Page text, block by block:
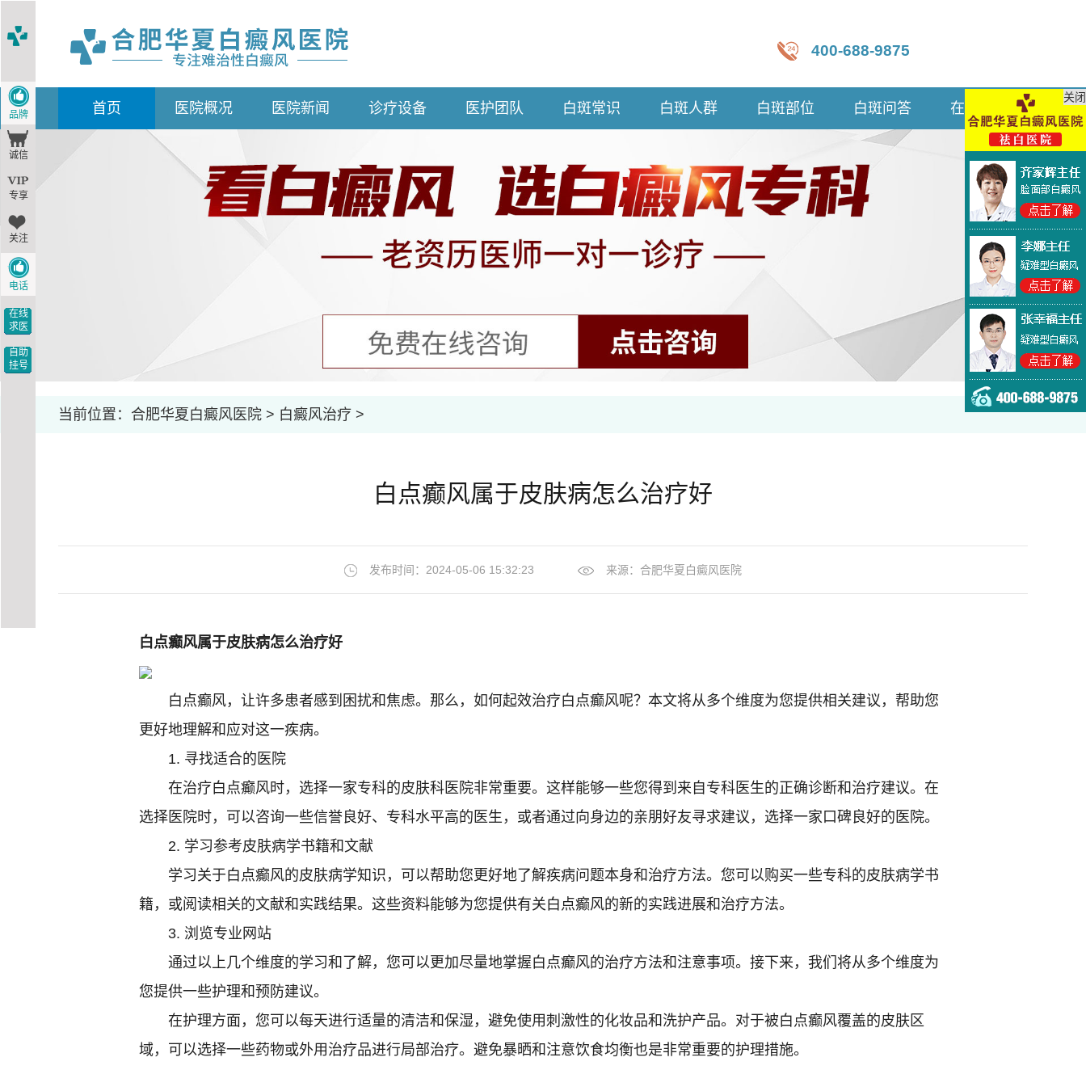
400-688-9875
首 页 医院概况 医院新闻 诊疗设备 医护团队 白斑常识 白斑人群 白斑部位 白斑问答 在线咨询
当前位置： 合肥华夏白癜风医院 > 白癜风治疗 >
白点癫风属于皮肤病怎么治疗好
发布时间：2024-05-06 15:32:23 来源： 合肥华夏白癜风医院
白点癫风属于皮肤病怎么治疗好
白点癫风，让许多患者感到困扰和焦虑。那么，如何起效治疗白点癫风呢？本文将从多个维度为您提供相关建议，帮助您
更好地理解和应对这一疾病。
1. 寻找适合的医院
在治疗白点癫风时，选择一家专科的皮肤科医院非常重要。这样能够一些您得到来自专科医生的正确诊断和治疗建议。在
选择医院时，可以咨询一些信誉良好、专科水平高的医生，或者通过向身边的亲朋好友寻求建议，选择一家口碑良好的医院。
2. 学习参考皮肤病学书籍和文献
学习关于白点癫风的皮肤病学知识，可以帮助您更好地了解疾病问题本身和治疗方法。您可以购买一些专科的皮肤病学书
籍，或阅读相关的文献和实践结果。这些资料能够为您提供有关白点癫风的新的实践进展和治疗方法。
3. 浏览专业网站
通过以上几个维度的学习和了解，您可以更加尽量地掌握白点癫风的治疗方法和注意事项。接下来，我们将从多个维度为
您提供一些护理和预防建议。
在护理方面，您可以每天进行适量的清洁和保湿，避免使用刺激性的化妆品和洗护产品。对于被白点癫风覆盖的皮肤区
域，可以选择一些药物或外用治疗品进行局部治疗。避免暴晒和注意饮食均衡也是非常重要的护理措施。
品牌
诚信
专享
关注
电话
在线
求医
自助
挂号
关闭